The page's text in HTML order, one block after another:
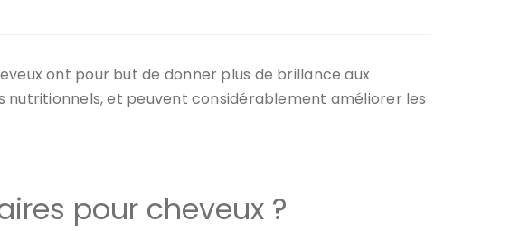
ont pour but de donner plus de brillance aux
et peuvent considérablement améliorer les
pour cheveux ?